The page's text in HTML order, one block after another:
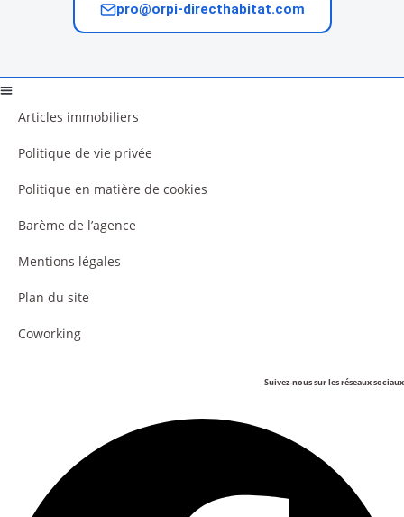
pro@orpi-directhabitat.com
Articles immobiliers
Politique de vie privée
Politique en matière de cookies
Barème de l’agence
Mentions légales
Plan du site
Coworking
Suivez-nous sur les réseaux sociaux